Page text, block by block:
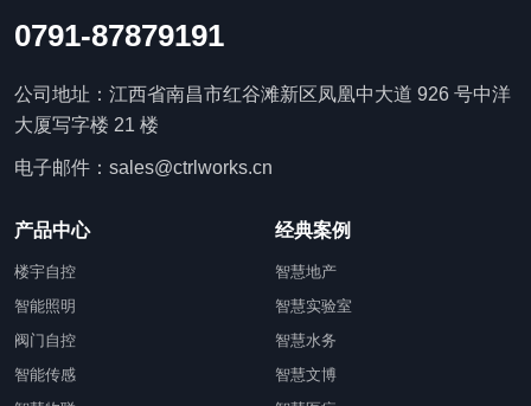
0791-87879191
公司地址：江西省南昌市红谷滩新区凤凰中大道 926 号中洋
大厦写字楼 21 楼
电子邮件：sales@ctrlworks.cn
产品中心
楼宇自控
智能照明
阀门自控
智能传感
经典案例
智慧地产
智慧实验室
智慧水务
智慧文博